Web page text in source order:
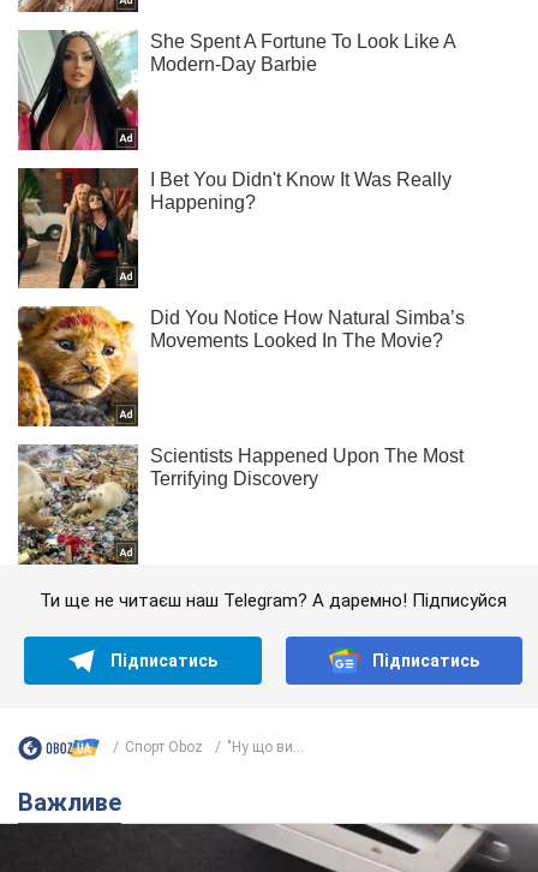
Ти ще не читаєш наш Telegram? А даремно! Підписуйся
Підписатись Підписатись
Спорт Oboz "Ну що ви...
Важливе